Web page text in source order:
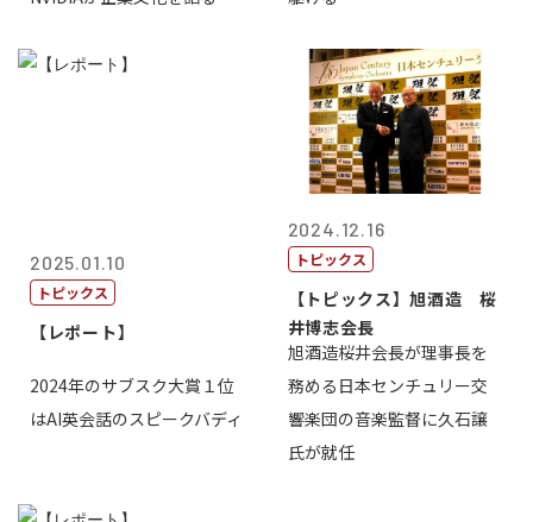
2025.01.10
トピックス
【レポート】
2024年のサブスク大賞１位
はAI英会話のスピークバディ
2024.12.16
トピックス
【トピックス】旭酒造 桜
井博志会長
旭酒造桜井会長が理事長を
務める日本センチュリー交
響楽団の音楽監督に久石譲
氏が就任